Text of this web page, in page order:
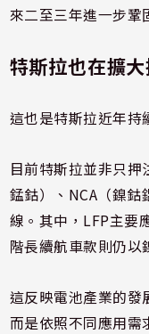
來二至三年進一步鞏
特斯拉也在擴
這也是特斯拉近年持
目前特斯拉並非只押
錳鈷）、NCA（鎳鈷
線。其中，LFP主要
階長續航車款則仍以
這反映電池產業的發
而是依照不同應用需